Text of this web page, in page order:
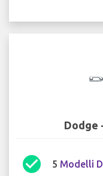
Dodge
check_circle 5 Modelli